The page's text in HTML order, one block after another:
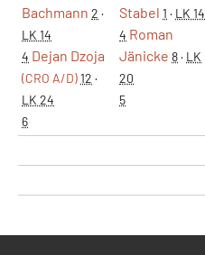
Bachmann 2 ·
LK 14
4 Dejan Dzoja
(CRO A/D)12 ·
LK 24
6
Stabel 1 · LK 14
4 Roman
Jänicke 8· LK
20
5